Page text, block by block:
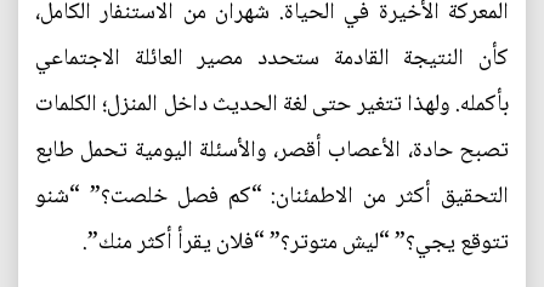
المعركة الأخيرة في الحياة. شهران من الاستنفار الكامل،
كأن النتيجة القادمة ستحدد مصير العائلة الاجتماعي
بأكمله. ولهذا تتغير حتى لغة الحديث داخل المنزل؛ الكلمات
تصبح حادة، الأعصاب أقصر، والأسئلة اليومية تحمل طابع
التحقيق أكثر من الاطمئنان: “كم فصل خلصت؟” “شنو
تتوقع يجي؟” “ليش متوتر؟” “فلان يقرأ أكثر منك”.